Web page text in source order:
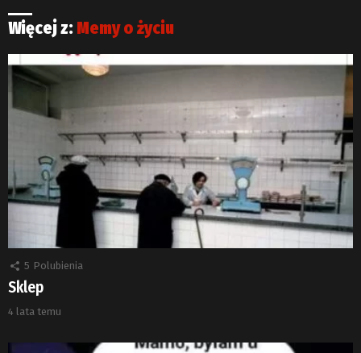
Więcej z: Memy o życiu
5 Polubienia
Sklep
4 lata temu